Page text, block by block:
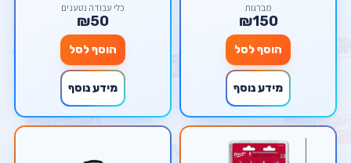
מברגות
₪150
הוסף לסל
מידע נוסף
כלי עבודה נטענים
₪50
הוסף לסל
מידע נוסף